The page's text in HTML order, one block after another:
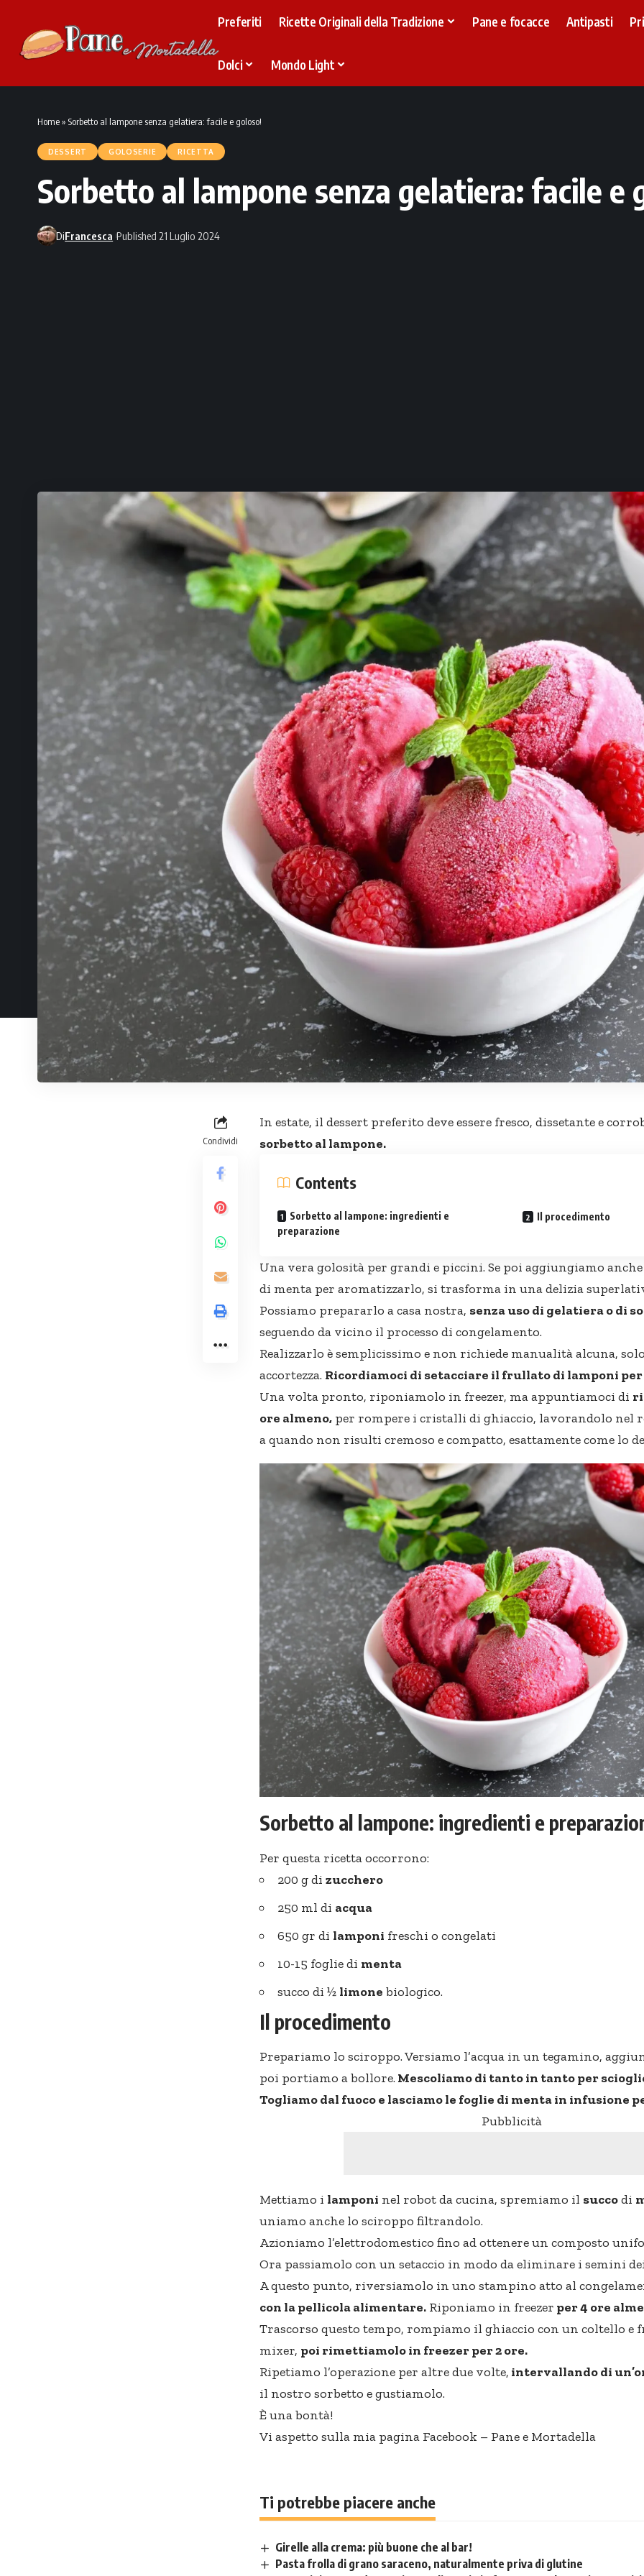
Preferiti Ricette Originali della Tradizione Pane e focacce Antipasti
Dolci Mondo Light
Home» Sorbetto al lampone senza gelatiera: facile e goloso!
DESSERT GOLOSERIE RICETTA
Sorbetto al lampone senza gelatiera: facile e
DiFrancesca Published 21 Luglio 2024
Condividi
In estate, il dessert preferito deve essere fresco, dissetante e
sorbetto al lampone.
Contents
Sorbetto al lampone: ingredienti e
preparazione
Il procedimento
Una vera golosità per grandi e piccini. Se poi aggiungiamo
di menta per aromatizzarlo, si trasforma in una delizia
Possiamo prepararlo a casa nostra, senza uso di gelatiera o di
seguendo da vicino il processo di congelamento.
Realizzarlo è semplicissimo e non richiede manualità alcuna,
accortezza. Ricordiamoci di setacciare il frullato di lamponi
Una volta pronto, riponiamolo in freezer, ma appuntiamoci di
ore almeno, per rompere i cristalli di ghiaccio, lavorandolo nel
a quando non risulti cremoso e compatto, esattamente come lo
Sorbetto al lampone: ingredienti e
Per questa ricetta occorrono:
200 g di zucchero
250 ml di acqua
650 gr di lamponi freschi o congelati
10-15 foglie di menta
succo di ½ limone biologico.
Il procedimento
Prepariamo lo sciroppo. Versiamo l’acqua in un tegamino,
poi portiamo a bollore. Mescoliamo di tanto in tanto per
Togliamo dal fuoco e lasciamo le foglie di menta in infusione
Pubblicità
Mettiamo i lamponi nel robot da cucina, spremiamo il succodi
uniamo anche lo sciroppo filtrandolo.
Azioniamo l’elettrodomestico fino ad ottenere un composto
Ora passiamolo con un setaccio in modo da eliminare i semini
A questo punto, riversiamolo in uno stampino atto al
con la pellicola alimentare. Riponiamo in freezer per 4 ore
Trascorso questo tempo, rompiamo il ghiaccio con un coltello e
mixer, poi rimettiamolo in freezer per 2 ore.
Ripetiamo l’operazione per altre due volte, intervallando di
il nostro sorbetto e gustiamolo.
È una bontà!
Vi aspetto sulla mia pagina Facebook – Pane e Mortadella
Ti potrebbe piacere anche
Girelle alla crema: più buone che al bar!
Pasta frolla di grano saraceno, naturalmente priva di glutine